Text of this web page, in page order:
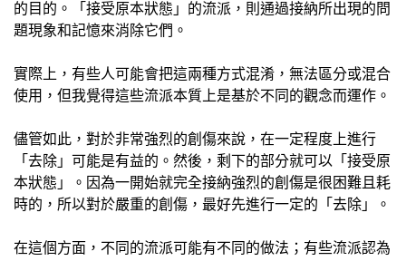
的目的。「接受原本狀態」的流派，則通過接納所出現的問
題現象和記憶來消除它們。
實際上，有些人可能會把這兩種方式混淆，無法區分或混合
使用，但我覺得這些流派本質上是基於不同的觀念而運作。
儘管如此，對於非常強烈的創傷來說，在一定程度上進行
「去除」可能是有益的。然後，剩下的部分就可以「接受原
本狀態」。因為一開始就完全接納強烈的創傷是很困難且耗
時的，所以對於嚴重的創傷，最好先進行一定的「去除」。
在這個方面，不同的流派可能有不同的做法；有些流派認為